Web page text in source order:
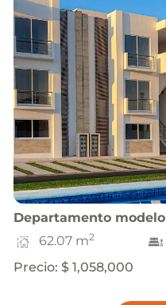
Departamento modelo
62.07 m2
Precio: $ 1,058,000